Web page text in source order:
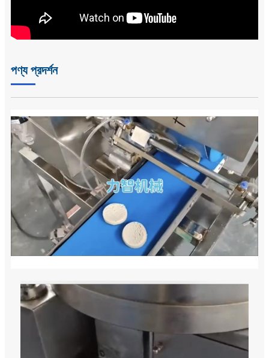
পণ্য প্রদর্শন